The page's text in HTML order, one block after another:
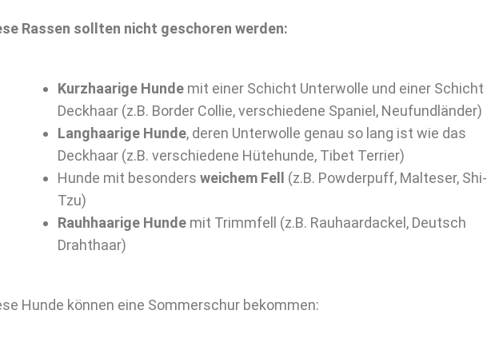
Rassen sollten nicht geschoren werden:
Kurzhaarige Hunde mit einer Schicht Unterwolle und einer Schicht
Deckhaar (z.B. Border Collie, verschiedene Spaniel, Neufundländer)
Langhaarige Hunde, deren Unterwolle genau so lang ist wie das
Deckhaar (z.B. verschiedene Hütehunde, Tibet Terrier)
Hunde mit besonders weichem Fell (z.B. Powderpuff, Malteser, Shi-
Tzu)
Rauhhaarige Hunde mit Trimmfell (z.B. Rauhaardackel, Deutsch
Drahthaar)
Hunde können eine Sommerschur bekommen: